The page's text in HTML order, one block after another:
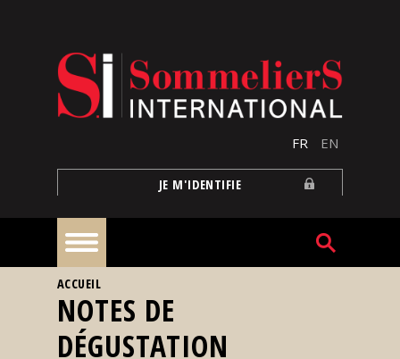
FR EN
JE M'IDENTIFIE
À
la
une
VOUS ÊTES ICI
ACCUEIL
NOTES DE
DÉGUSTATION